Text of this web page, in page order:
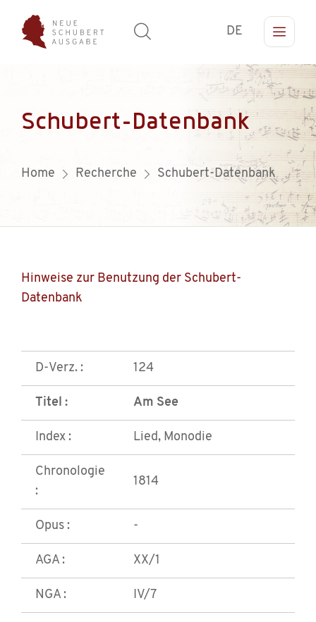
DE
Schubert-Datenbank
Home Recherche Schubert-Datenbank
Hinweise zur Benutzung der Schubert-
Datenbank
D-Verz. : 124
Titel : Am See
Index : Lied, Monodie
Chronologie
:
1814
Opus : -
AGA : XX/1
NGA : IV/7